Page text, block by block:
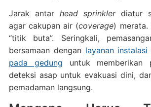
Jarak antar head sprinklerdiatur
agar cakupan air (coverage) merata.
“titik buta”. Seringkali,
bersamaan dengan layanan
pada gedung untuk memberikan
deteksi asap untuk evakuasi dini,
pemadaman langsung.